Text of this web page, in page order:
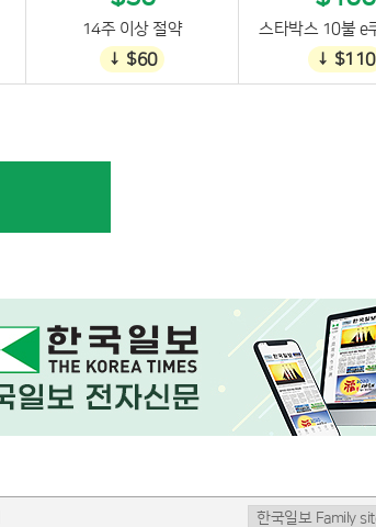
14주 이상 절약
↓ $60
스타박스 10불 e
↓ $110